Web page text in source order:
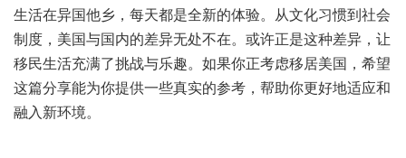
生活在异国他乡，每天都是全新的体验。从文化习惯到社会
制度，美国与国内的差异无处不在。或许正是这种差异，让
移民生活充满了挑战与乐趣。如果你正考虑移居美国，希望
这篇分享能为你提供一些真实的参考，帮助你更好地适应和
融入新环境。